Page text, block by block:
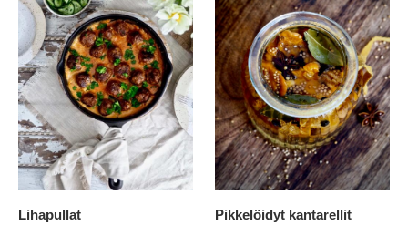
Lihapullat
Pikkelöidyt kantarellit